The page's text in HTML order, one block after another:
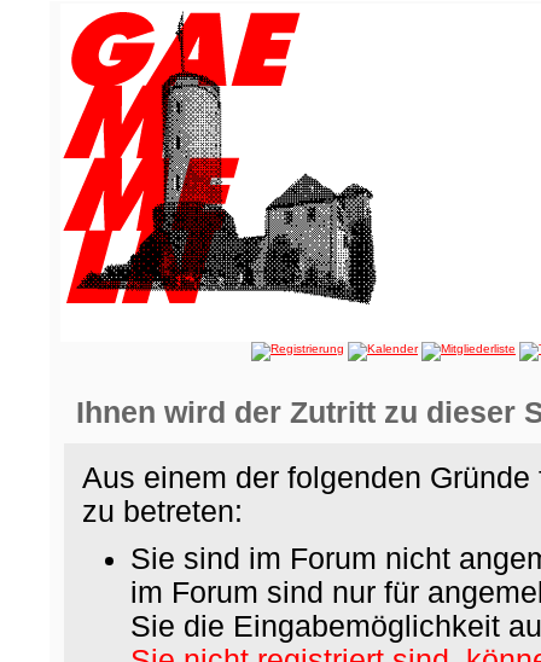
Ihnen wird der Zutritt zu dieser
Aus einem der folgenden
zu betreten:
Sie sind im Forum nicht
im Forum sind nur für
Sie die Eingabemöglichkeit